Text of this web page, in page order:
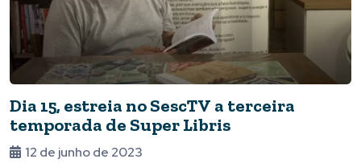
Dia 15, estreia no SescTV a terceira
temporada de Super Libris
12 de junho de 2023